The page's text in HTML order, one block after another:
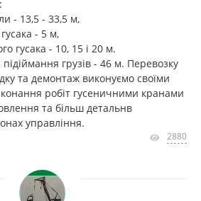
- 13,5 - 33,5 м,
- 5 м,
гусака - 10, 15 і 20 м.
грузів - 46 м. Перевозку
та демонтаж виконуємо своїми
робіт гусеничними кранами
та більш детальнв
управління.
2880